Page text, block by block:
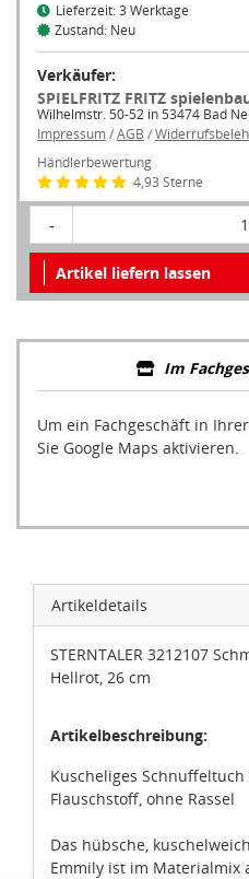
Lieferzeit: 3 Werktage
Zustand: Neu
Verkäufer:
SPIELFRITZ FRITZ
Wilhelmstr. 50-52 in 53474 Bad
Impressum/AGB /
Händlerbewertung
4,93 Sterne
- 1
Artikel liefern lassen
Im
Um ein Fachgeschäft in
Sie Google Maps aktivieren.
Artikeldetails
STERNTALER 3212107
Hellrot, 26 cm
Artikelbeschreibung:
Kuscheliges
Flauschstoff, ohne Rassel
Das hübsche,
Emmily ist im Materialmix